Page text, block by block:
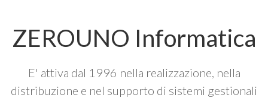
ZEROUNO Informatica
E' attiva dal 1996 nella realizzazione, nella
distribuzione e nel supporto di sistemi gestionali